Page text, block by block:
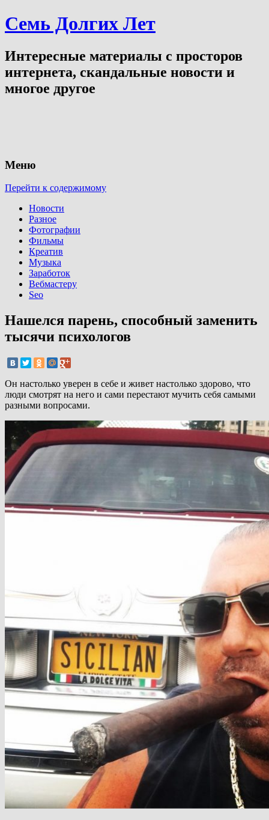
Семь Долгих Лет
Интересные материалы с просторов
интернета, скандальные новости и
многое другое
Меню
Перейти к содержимому
Новости
Разное
Фотографии
Фильмы
Креатив
Музыка
Заработок
Вебмастеру
Seo
Нашелся парень, способный заменить
тысячи психологов
Он настолько уверен в себе и живет настолько здорово, что
люди смотрят на него и сами перестают мучить себя самыми
разными вопросами.